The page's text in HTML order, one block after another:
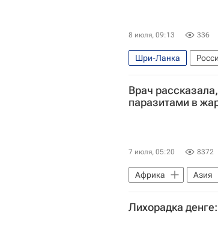
8 июля, 09:13 336
Шри-Ланка
Владимир
Врач
паразитами в
7 июля, 05:20 8372
Африка Азия
Лихорадка